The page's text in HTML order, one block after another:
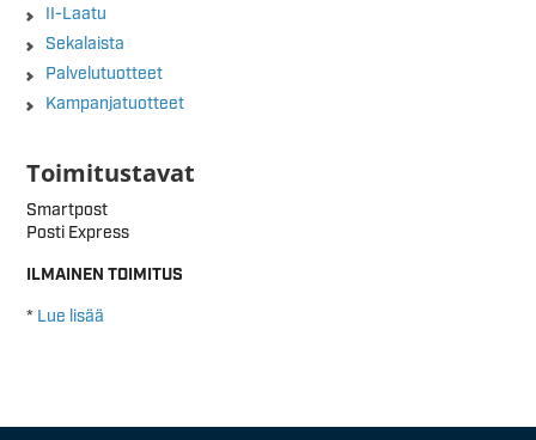
II-Laatu
Sekalaista
Palvelutuotteet
Kampanjatuotteet
Toimitustavat
Smartpost
Posti Express
ILMAINEN TOIMITUS
* Lue lisää